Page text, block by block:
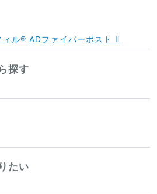
ィル® ADファイバーポスト Ⅱ
探す
たい